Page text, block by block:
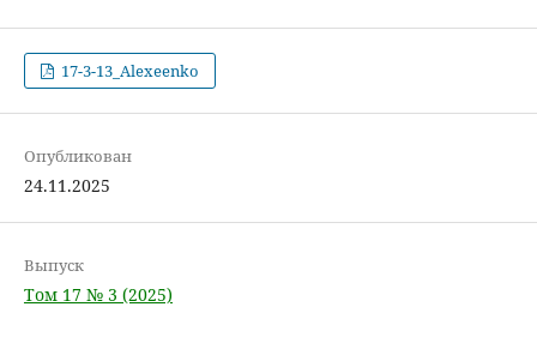
17-3-13_Alexeenko
Опубликован
24.11.2025
Выпуск
Том 17 № 3 (2025)